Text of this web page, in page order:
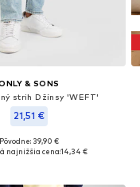
& SONS
strih Džínsy 'WEFT'
21,51 €
v mnohých veľkostiach
Pôvodne: 39,90 €
najnižšia cena:14,34 €